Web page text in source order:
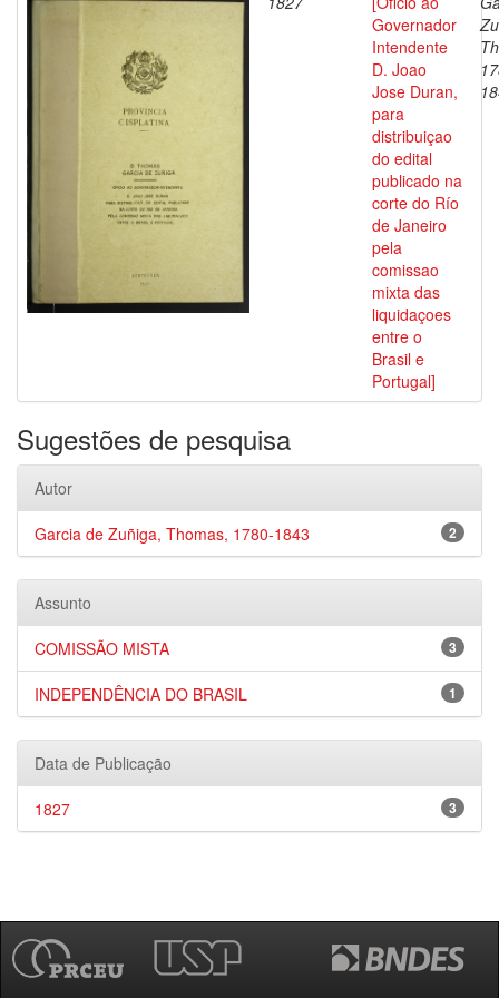
Governador
Intendente
D. Joao
Jose Duran,
para
distribuiçao
do edital
publicado na
corte do Río
de Janeiro
pela
comissao
mixta das
liquidaçoes
entre o
Brasil e
Portugal]
Sugestões de pesquisa
Autor
2
Garcia de Zuñiga, Thomas, 1780-1843
Assunto
3
COMISSÃO MISTA
1
INDEPENDÊNCIA DO BRASIL
Data de Publicação
3
1827